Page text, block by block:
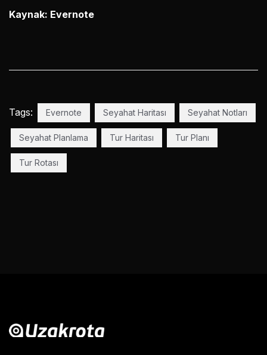
Kaynak: Evernote
Tags: Evernote Seyahat Haritası Seyahat Notları
Seyahat Planlama Tur Haritası Tur Planı
Tur Rotası